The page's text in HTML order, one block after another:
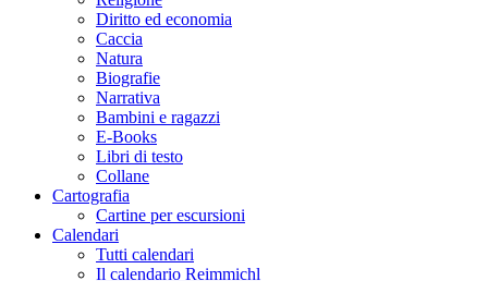
Diritto ed economia
Caccia
Natura
Biografie
Narrativa
Bambini e ragazzi
E-Books
Libri di testo
Collane
Cartografia
Cartine per escursioni
Calendari
Tutti calendari
Il calendario Reimmichl